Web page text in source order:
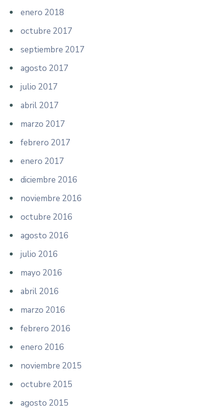
enero 2018
octubre 2017
septiembre 2017
agosto 2017
julio 2017
abril 2017
marzo 2017
febrero 2017
enero 2017
diciembre 2016
noviembre 2016
octubre 2016
agosto 2016
julio 2016
mayo 2016
abril 2016
marzo 2016
febrero 2016
enero 2016
noviembre 2015
octubre 2015
agosto 2015